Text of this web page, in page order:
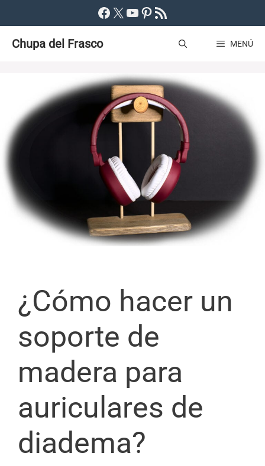
al
contenido
Facebook
X YouTube
Pinterest
Feed RSS
Chupa del Frasco MENÚ
¿Cómo hacer un
soporte de
madera para
auriculares de
diadema?